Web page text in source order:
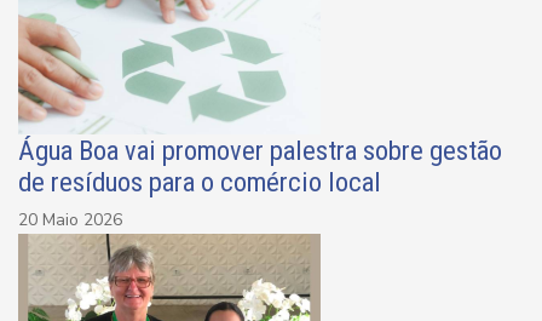
Água Boa vai promover palestra sobre gestão
de resíduos para o comércio local
20 Maio 2026